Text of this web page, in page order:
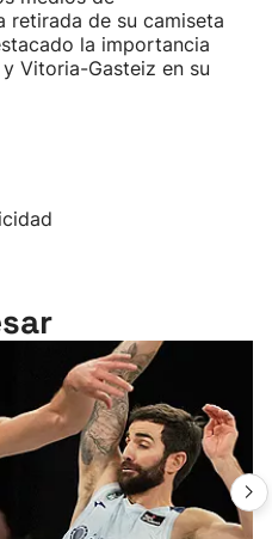
retirada de su camiseta
la importancia
Vitoria-Gasteiz en su